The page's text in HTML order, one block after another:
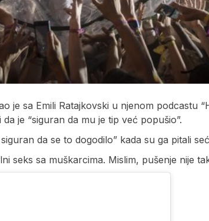
je sa Emili Ratajkovski u njenom podcastu
je “siguran da mu je tip već popušio”.
da se to dogodilo” kada su ga pitali
seks sa muškarcima. Mislim, pušenje nije